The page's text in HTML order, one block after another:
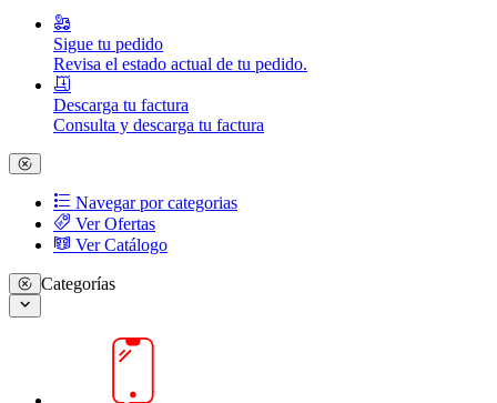
Sigue tu pedido
Revisa el estado actual de tu pedido.
Descarga tu factura
Consulta y descarga tu factura
Navegar por categorias
Ver Ofertas
Ver Catálogo
Categorías